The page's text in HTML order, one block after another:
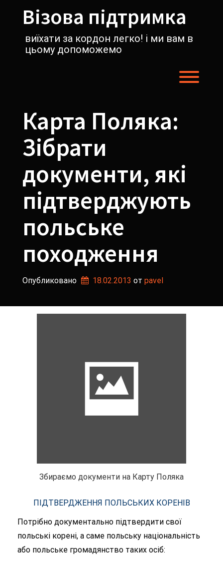
содержимомуВізова підтримка
виїхати за кордон легко! і ми вам в
цьому допоможемо
Карта Поляка:
Зібрати
документи, які
підтверджують
польське
походження
Опубликовано 18.02.2013 от pavel
Збираємо документи на Карту Поляка
ПІДТВЕРДЖЕННЯ ПОЛЬСЬКИХ КОРЕНІВ
Потрібно документально підтвердити свої
польські корені, а саме польську національність
або польське громадянство таких осіб: